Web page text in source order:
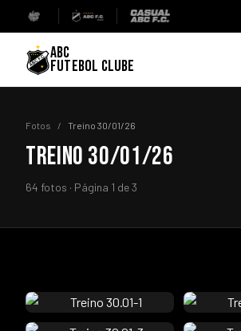
ABC
FUTEBOL CLUBE
Fotos / Treino 30/01/26
TREINO 30/01/26
64 fotos · Página 1 de 3